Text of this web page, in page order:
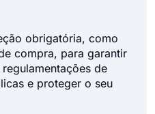
obrigatória, como
compra, para garantir
de
e proteger o seu